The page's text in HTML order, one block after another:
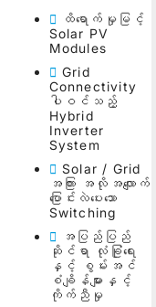
ထိရောက်မှုမြင့်
Solar PV
Modules
Grid
Connectivity
ပါဝင်သည့်
Hybrid
Inverter
System
Solar / Grid
အကြား အလိုအလျောက်
ပြောင်းလဲပေးသော
Switching
အပြည်ပြည်
ဆိုင်ရာ လုံခြုံရေး
နှင့် စွမ်းအင်
စံချိန်များနှင့်
ကိုက်ညီမှု